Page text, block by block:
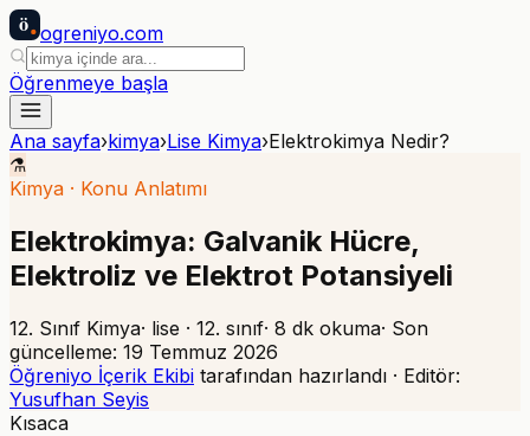
ö ogreniyo.com
Öğrenmeye başla
Ana sayfa›kimya›Lise Kimya›Elektrokimya Nedir?
⚗️
Kimya · Konu Anlatımı
Elektrokimya: Galvanik Hücre,
Elektroliz ve Elektrot Potansiyeli
12. Sınıf Kimya· lise · 12. sınıf· 8 dk okuma· Son
güncelleme: 19 Temmuz 2026
Öğreniyo İçerik Ekibi tarafından hazırlandı · Editör:
Yusufhan Seyis
Kısaca